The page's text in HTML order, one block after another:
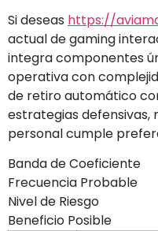
Si deseas https://
actual de gaming
integra componentes
operativa con
de retiro automático
estrategias defensivas,
personal cumple
Banda de Coeficiente
Frecuencia Probable
Nivel de Riesgo
Beneficio Posible